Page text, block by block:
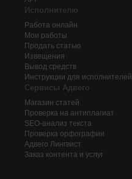
Исполнителю
Работа онлайн
Мои работы
Продать статью
Извещения
Вывод средств
Инструкции для исполнителей
Сервисы Адвего
Магазин статей
Проверка на антиплагиат
SEO-анализ текста
Проверка орфографии
Адвего Лингвист
Заказ контента и услуг